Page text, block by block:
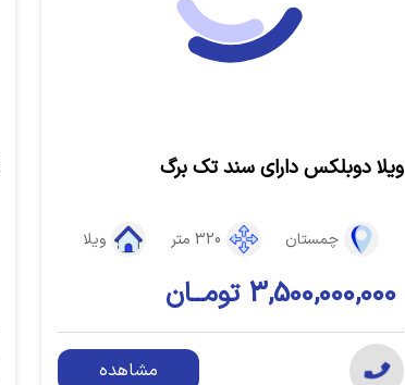
ویلا دوبلکس دارای سند تک برگ
چمستان 320 متر ویلا
3,500,000,000 تومــان
مشاهده